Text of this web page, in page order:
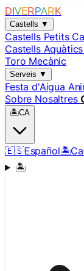
D VERPARK
Castells ▼
Castells Petits
Castells Aquàtics
Toro Mecànic
Serveis ▼
Festa d'Aigua
Sobre Nosaltres
🏝️CA
🇪🇸Español🏝️
🏝️